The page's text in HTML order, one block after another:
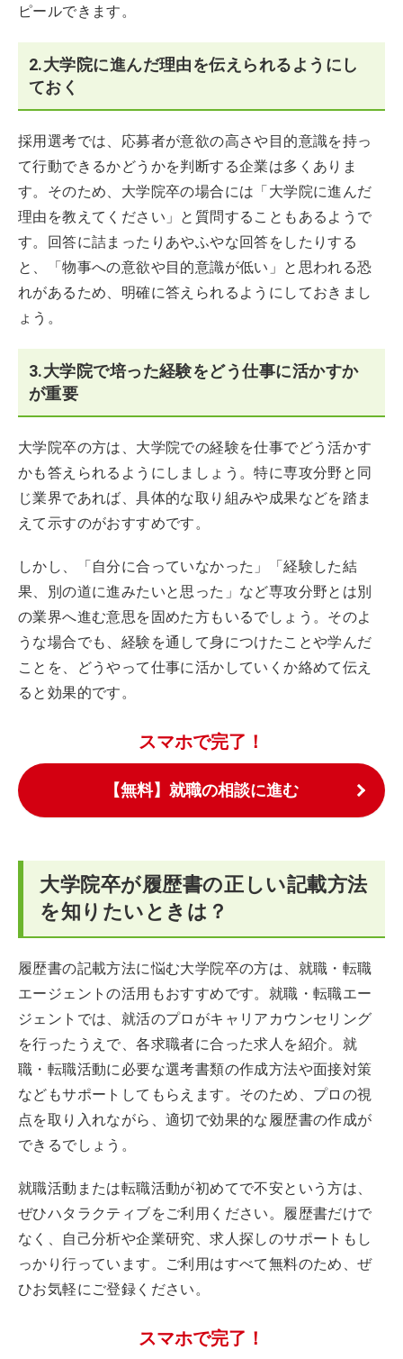
ピールできます。
2.大学院に進んだ理由を伝えられるようにし
ておく
採用選考では、応募者が意欲の高さや目的意識を持っ
て行動できるかどうかを判断する企業は多くありま
す。そのため、大学院卒の場合には「大学院に進んだ
理由を教えてください」と質問することもあるようで
す。回答に詰まったりあやふやな回答をしたりする
と、「物事への意欲や目的意識が低い」と思われる恐
れがあるため、明確に答えられるようにしておきまし
ょう。
3.大学院で培った経験をどう仕事に活かすか
が重要
大学院卒の方は、大学院での経験を仕事でどう活かす
かも答えられるようにしましょう。特に専攻分野と同
じ業界であれば、具体的な取り組みや成果などを踏ま
えて示すのがおすすめです。
しかし、「自分に合っていなかった」「経験した結
果、別の道に進みたいと思った」など専攻分野とは別
の業界へ進む意思を固めた方もいるでしょう。そのよ
うな場合でも、経験を通して身につけたことや学んだ
ことを、どうやって仕事に活かしていくか絡めて伝え
ると効果的です。
スマホで完了！
【無料】就職の相談に進む
大学院卒が履歴書の正しい記載方法
を知りたいときは？
履歴書の記載方法に悩む大学院卒の方は、就職・転職
エージェントの活用もおすすめです。就職・転職エー
ジェントでは、就活のプロがキャリアカウンセリング
を行ったうえで、各求職者に合った求人を紹介。就
職・転職活動に必要な選考書類の作成方法や面接対策
などもサポートしてもらえます。そのため、プロの視
点を取り入れながら、適切で効果的な履歴書の作成が
できるでしょう。
就職活動または転職活動が初めてで不安という方は、
ぜひハタラクティブをご利用ください。履歴書だけで
なく、自己分析や企業研究、求人探しのサポートもし
っかり行っています。ご利用はすべて無料のため、ぜ
ひお気軽にご登録ください。
スマホで完了！